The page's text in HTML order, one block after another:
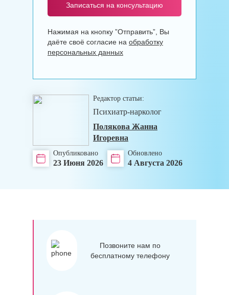
Записаться на консультацию
Нажимая на кнопку ”Отправить”, Вы
даёте своё согласие на обработку
персональных данных
Редактор статьи:
Психиатр-нарколог
Полякова Жанна
Игоревна
Опубликовано
23 Июня 2026
Обновлено
4 Августа 2026
Позвоните нам по
бесплатному телефону